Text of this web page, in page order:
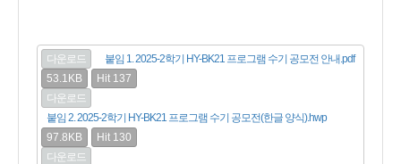
다운로드
붙임 1. 2025-2학기 HY-BK21 프로그램 수기 공모전 안내.pdf
53.1KB
Hit 137
다운로드
붙임 2. 2025-2학기 HY-BK21 프로그램 수기 공모전(한글 양식).hwp
97.8KB
Hit 130
다운로드